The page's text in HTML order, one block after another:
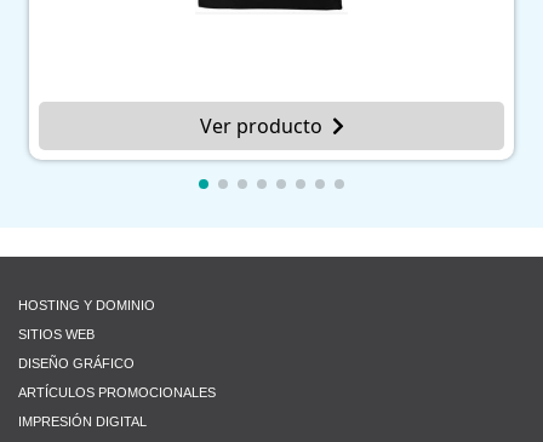
Ver producto
HOSTING Y DOMINIO
SITIOS WEB
DISEÑO GRÁFICO
ARTÍCULOS PROMOCIONALES
IMPRESIÓN DIGITAL